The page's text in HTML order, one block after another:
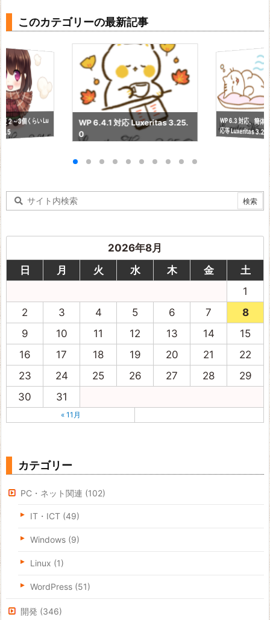
このカテゴリーの最新記事
２～3個くらい Lu
WP 6.4.1 対応 Luxeritas 3.25.
0
WP 6.3 対応、簡体
応等 Luxeritas
2026年8月
日
月 火 水 木 金
土
1
2
3 4 5 6 7
8
9
10 11 12 13 14
15
16
17 18 19 20 21
22
23
24 25 26 27 28
29
30
31
« 11月
カテゴリー
PC・ネット関連 (102)
IT・ICT (49)
Windows (9)
Linux (1)
WordPress (51)
開発 (346)